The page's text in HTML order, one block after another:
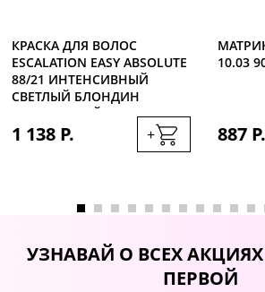
КРАСКА ДЛЯ ВОЛОС
ESCALATION EASY ABSOLUTE
88/21 ИНТЕНСИВНЫЙ
СВЕТЛЫЙ БЛОНДИН
ПЛАТИНОВЫЙ, 60МЛ
1 138 Р. +
10.03
887 Р.
УЗНАВАЙ О ВСЕХ
ПЕРВОЙ